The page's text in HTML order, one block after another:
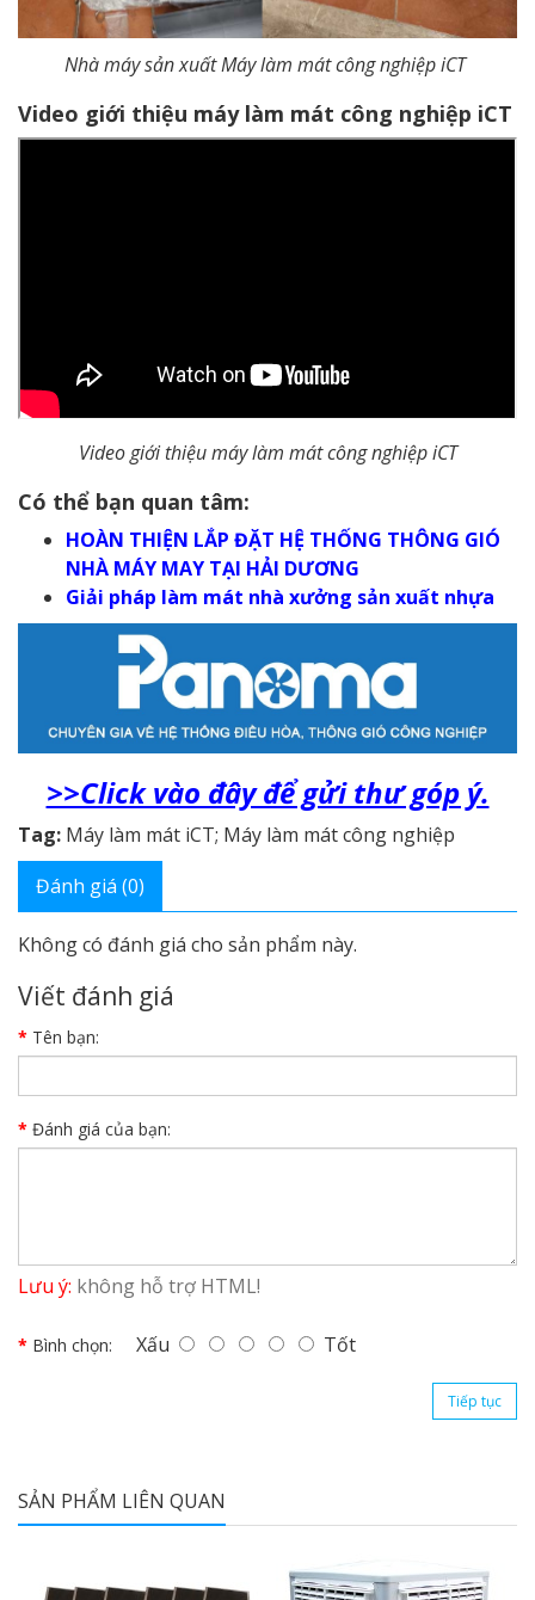
Nhà máy sản xuất Máy làm mát công nghiệp iCT
Video giới thiệu máy làm mát công nghiệp iCT
Video giới thiệu máy làm mát công nghiệp iCT
Có thể bạn quan tâm:
HOÀN THIỆN LẮP ĐẶT HỆ THỐNG THÔNG GIÓ
NHÀ MÁY MAY TẠI HẢI DƯƠNG
Giải pháp làm mát nhà xưởng sản xuất nhựa
>>Click vào đây để gửi thư góp ý.
Tag: Máy làm mát iCT; Máy làm mát công nghiệp
Đánh giá (0)
Không có đánh giá cho sản phẩm này.
Viết đánh giá
Tên bạn:
Đánh giá của bạn:
Lưu ý: không hỗ trợ HTML!
Bình chọn: Xấu Tốt
Tiếp tục
SẢN PHẨM LIÊN QUAN